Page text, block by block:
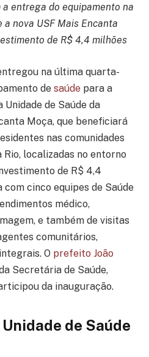
a entrega do equipamento na
nova USF Mais Encanta
de R$ 4,4 milhões
na última quarta-
de saúde para a
Unidade de Saúde da
Moça, que beneficiará
nas comunidades
Rio, localizadas no entorno
de R$ 4,4
com cinco equipes de Saúde
médico,
e também de visitas
comunitários,
O prefeito João
Secretária de Saúde,
da inauguração.
de Saúde